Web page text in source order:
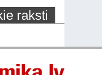
raksti